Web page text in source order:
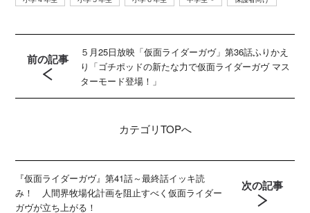
前の記事
５月25日放映「仮面ライダーガヴ」第36話ふりかえ
り「ゴチポッドの新たな力で仮面ライダーガヴ マス
ターモード登場！」
カテゴリTOPへ
『仮面ライダーガヴ』第41話～最終話イッキ読
み！ 人間界牧場化計画を阻止すべく仮面ライダー
ガヴが立ち上がる！
次の記事